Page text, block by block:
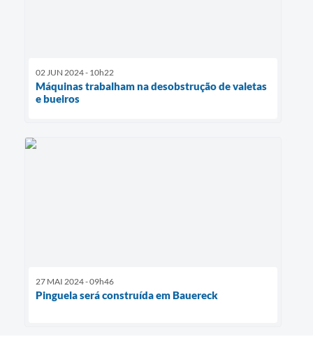
02 JUN 2024 - 10h22
Máquinas trabalham na desobstrução de valetas
e bueiros
27 MAI 2024 - 09h46
Pinguela será construída em Bauereck